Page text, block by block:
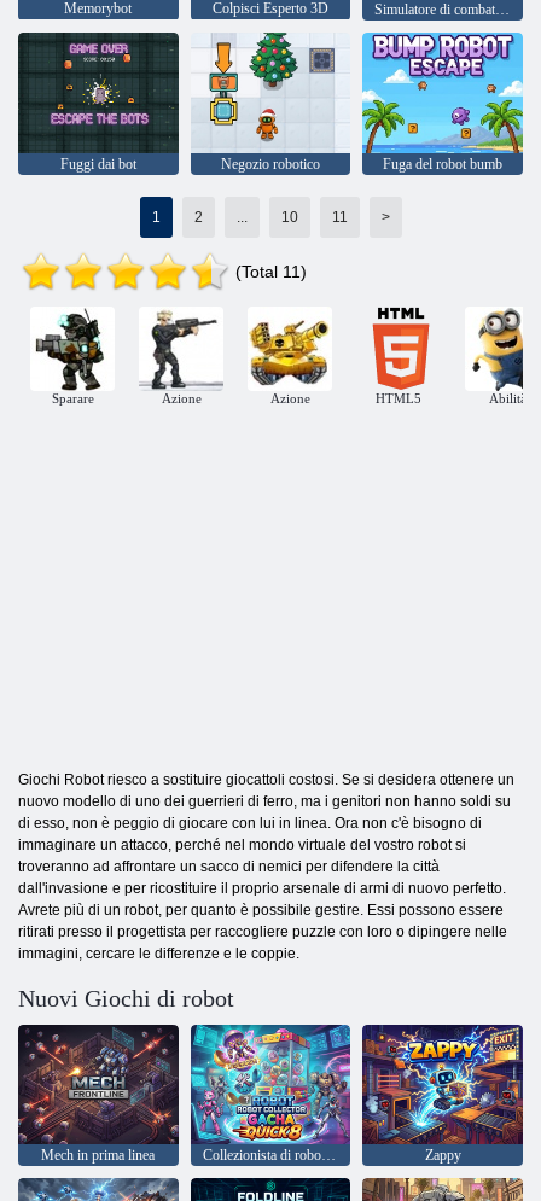
Memorybot Colpisci Esperto 3D Simulatore di combattimento robotico epico
Fuggi dai bot Negozio robotico Fuga del robot bumb
1 2 10 11 >
(Total 11)
Sparare Azione Azione HTML5 Abilità
Giochi Robot riesco a sostituire giocattoli costosi. Se si desidera ottenere un
nuovo modello di uno dei guerrieri di ferro, ma i genitori non hanno soldi su
di esso, non è peggio di giocare con lui in linea. Ora non c'è bisogno di
immaginare un attacco, perché nel mondo virtuale del vostro robot si
troveranno ad affrontare un sacco di nemici per difendere la città
dall'invasione e per ricostituire il proprio arsenale di armi di nuovo perfetto.
Avrete più di un robot, per quanto è possibile gestire. Essi possono essere
ritirati presso il progettista per raccogliere puzzle con loro o dipingere nelle
immagini, cercare le differenze e le coppie.
Nuovi Giochi di robot
Mech in prima linea Collezionista di robot Gacha Quick 8 Zappy